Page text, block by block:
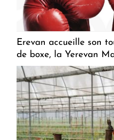
Erevan accueille son
de boxe, la Yerevan